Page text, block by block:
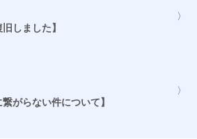
しました】
がらない件について】